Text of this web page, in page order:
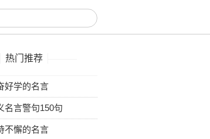
热门推荐
好学的名言
名言警句150句
不懈的名言